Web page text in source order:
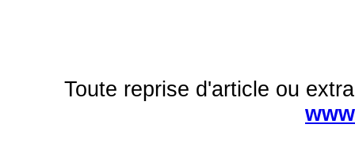
Toute reprise d'article ou